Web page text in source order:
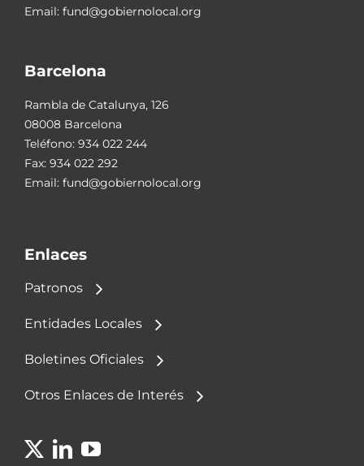
Email: fund@gobiernolocal.org
Barcelona
Rambla de Catalunya, 126
08008 Barcelona
Teléfono: 934 022 244
Fax: 934 022 292
Email: fund@gobiernolocal.org
Enlaces
Patronos
Entidades Locales
Boletines Oficiales
Otros Enlaces de Interés